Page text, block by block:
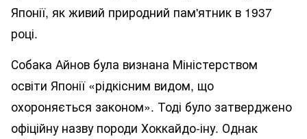
Японії, як живий природний пам'ятник в 1937
році.
Собака Айнов була визнана Міністерством
освіти Японії «рідкісним видом, що
охороняється законом». Тоді було затверджено
офіційну назву породи Хоккайдо-іну. Однак